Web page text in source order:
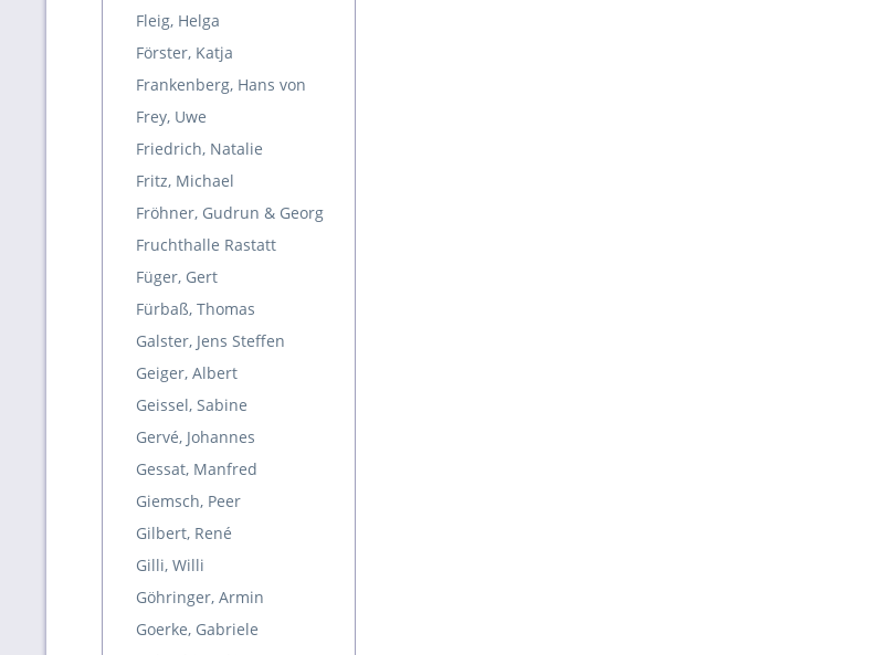
Fleig, Helga
Förster, Katja
Frankenberg, Hans von
Frey, Uwe
Friedrich, Natalie
Fritz, Michael
Fröhner, Gudrun & Georg
Fruchthalle Rastatt
Füger, Gert
Fürbaß, Thomas
Galster, Jens Steffen
Geiger, Albert
Geissel, Sabine
Gervé, Johannes
Gessat, Manfred
Giemsch, Peer
Gilbert, René
Gilli, Willi
Göhringer, Armin
Goerke, Gabriele